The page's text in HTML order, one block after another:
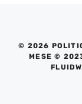
© 2026
MESE ©